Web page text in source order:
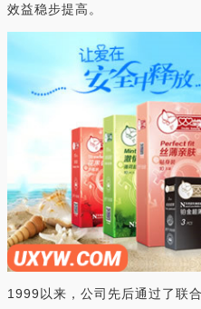
效益稳步提高。
1999以来，公司先后通过了联